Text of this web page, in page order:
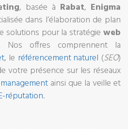
, basée à Rabat, Enigma
dans l’élaboration de plan
solutions pour la stratégieweb
Nos offres comprennent la
, le référencement naturel (SEO)
votre présence sur les réseaux
ainsi que la veille et
réputation.